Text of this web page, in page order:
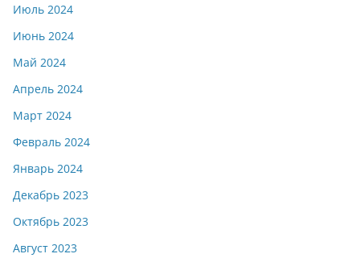
Июль 2024
Июнь 2024
Май 2024
Апрель 2024
Март 2024
Февраль 2024
Январь 2024
Декабрь 2023
Октябрь 2023
Август 2023